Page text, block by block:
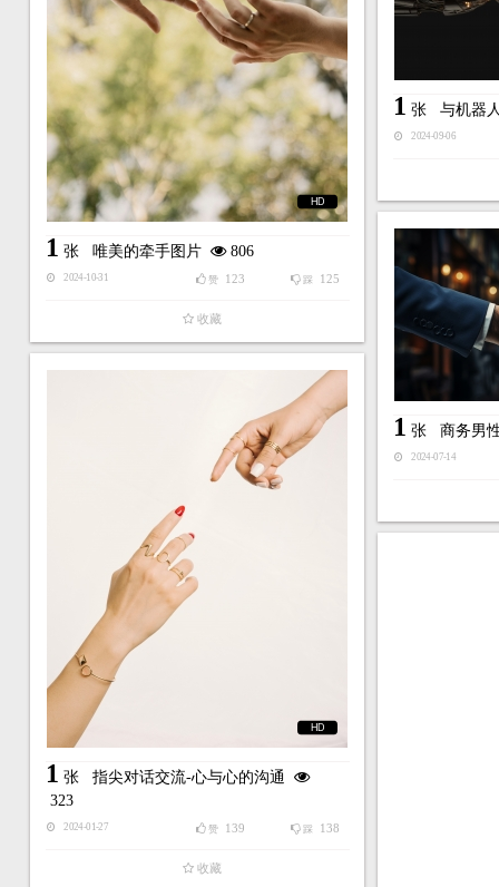
HD
1 张 唯美的牵手图片 806
2024-10-31 踩 125
赞 123
收藏
1 张 与机器
2024-09-06
1 张 商务男
2024-07-14
HD
1 张 指尖对话交流-心与心的沟通
323
2024-01-27 踩 138
赞 139
收藏